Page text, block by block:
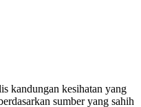
kandungan kesihatan yang
sumber yang sahih